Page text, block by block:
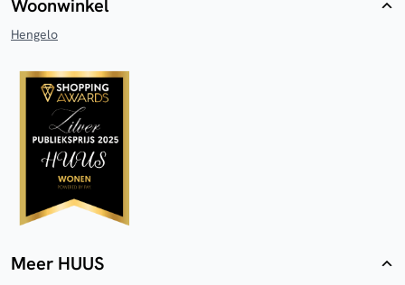
Woonwinkel
Hengelo
Meer HUUS